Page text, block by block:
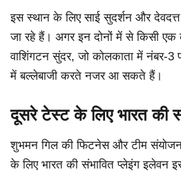
इस स्थान के लिए साई सुदर्शन और
जा रहे हैं। अगर इन दोनों में से किसी एक
वाशिंगटन सुंदर, जो कोलकाता में नंबर-
में बल्लेबाजी करते नजर आ सकते हैं।
दूसरे टेस्ट के लिए भारत की
शुभमन गिल की फिटनेस और टीम संयोजन
के लिए भारत की संभावित प्लेइंग इलेवन